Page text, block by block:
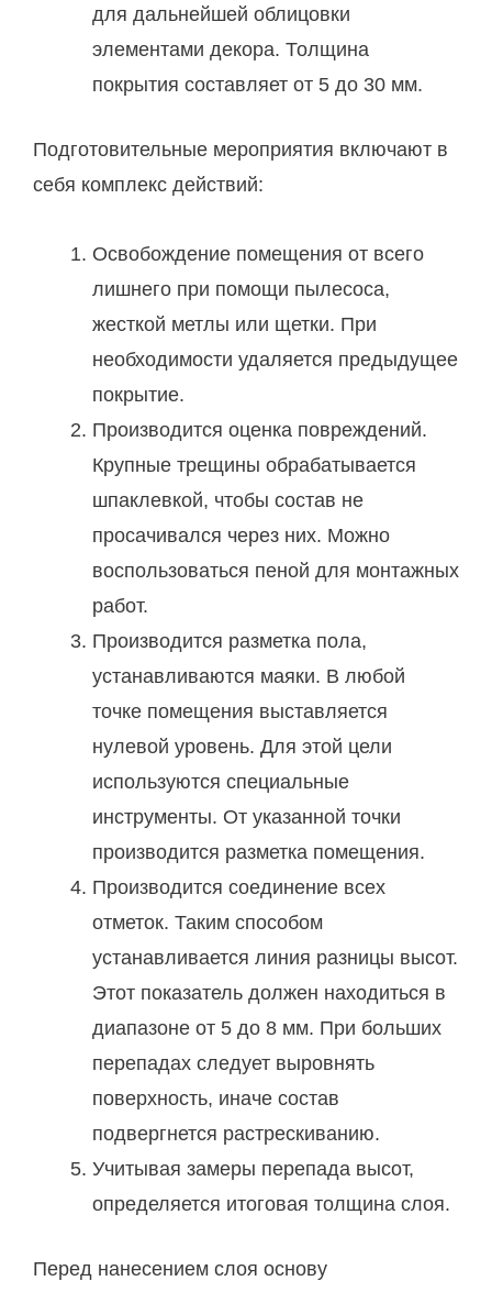
для дальнейшей облицовки
элементами декора. Толщина
покрытия составляет от 5 до 30 мм.
Подготовительные мероприятия включают в
себя комплекс действий:
Освобождение помещения от всего
лишнего при помощи пылесоса,
жесткой метлы или щетки. При
необходимости удаляется предыдущее
покрытие.
Производится оценка повреждений.
Крупные трещины обрабатывается
шпаклевкой, чтобы состав не
просачивался через них. Можно
воспользоваться пеной для монтажных
работ.
Производится разметка пола,
устанавливаются маяки. В любой
точке помещения выставляется
нулевой уровень. Для этой цели
используются специальные
инструменты. От указанной точки
производится разметка помещения.
Производится соединение всех
отметок. Таким способом
устанавливается линия разницы высот.
Этот показатель должен находиться в
диапазоне от 5 до 8 мм. При больших
перепадах следует выровнять
поверхность, иначе состав
подвергнется растрескиванию.
Учитывая замеры перепада высот,
определяется итоговая толщина слоя.
Перед нанесением слоя основу